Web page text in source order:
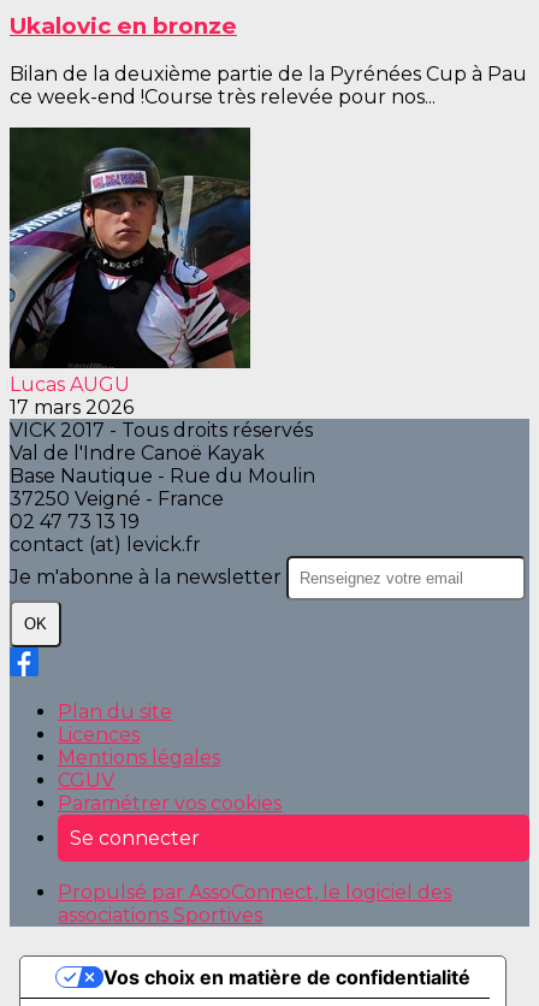
Ukalovic en bronze
Bilan de la deuxième partie de la Pyrénées Cup à Pau
ce week-end !Course très relevée pour nos...
Lucas AUGU
17 mars 2026
VICK 2017 - Tous droits réservés
Val de l'Indre Canoë Kayak
Base Nautique - Rue du Moulin
37250 Veigné - France
02 47 73 13 19
contact (at) levick.fr
Je m'abonne à la newsletter
OK
Plan du site
Licences
Mentions légales
CGUV
Paramétrer vos cookies
Se connecter
Propulsé par AssoConnect, le logiciel des
associations Sportives
Vos choix en matière de confidentialité